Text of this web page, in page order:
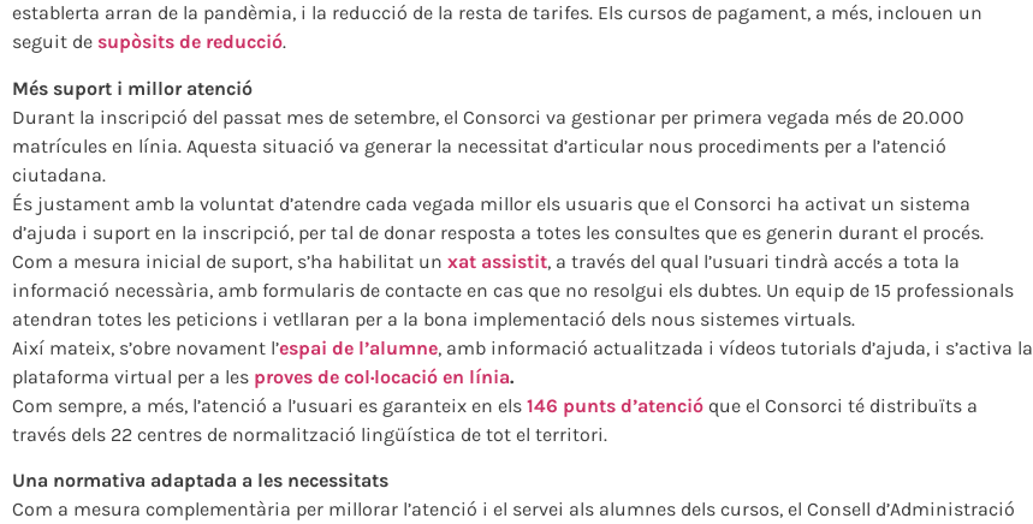
establerta arran de la pandèmia, i la reducció de la resta de tarifes. Els cursos de pagament, a més, inclouen un
seguit de supòsits de reducció.
Més suport i millor atenció
Durant la inscripció del passat mes de setembre, el Consorci va gestionar per primera vegada més de 20.000
matrícules en línia. Aquesta situació va generar la necessitat d’articular nous procediments per a l’atenció
ciutadana.
És justament amb la voluntat d’atendre cada vegada millor els usuaris que el Consorci ha activat un sistema
d’ajuda i suport en la inscripció, per tal de donar resposta a totes les consultes que es generin durant el procés.
Com a mesura inicial de suport, s’ha habilitat un xat assistit, a través del qual l’usuari tindrà accés a tota la
informació necessària, amb formularis de contacte en cas que no resolgui els dubtes. Un equip de 15 professionals
atendran totes les peticions i vetllaran per a la bona implementació dels nous sistemes virtuals.
Així mateix, s’obre novament l’espai de l’alumne, amb informació actualitzada i vídeos tutorials d’ajuda, i s’activa la
plataforma virtual per a les proves de col·locació en línia.
Com sempre, a més, l’atenció a l’usuari es garanteix en els 146 punts d’atenció que el Consorci té distribuïts a
través dels 22 centres de normalització lingüística de tot el territori.
Una normativa adaptada a les necessitats
Com a mesura complementària per millorar l’atenció i el servei als alumnes dels cursos, el Consell d’Administració